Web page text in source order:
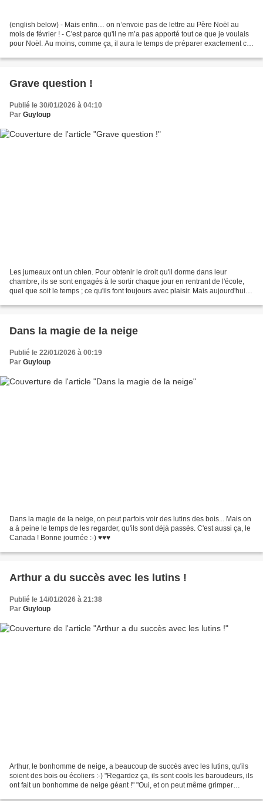
(english below) - Mais enfin… on n’envoie pas de lettre au Père Noël au
mois de février ! - C'est parce qu'il ne m’a pas apporté tout ce que je voulais
pour Noël. Au moins, comme ça, il aura le temps de préparer exactement ce
Grave question !
Publié le 30/01/2026 à 04:10
Par Guyloup
Les jumeaux ont un chien. Pour obtenir le droit qu'il dorme dans leur
chambre, ils se sont engagés à le sortir chaque jour en rentrant de l'école,
quel que soit le temps ; ce qu'ils font toujours avec plaisir. Mais aujourd'hui,
Dans la magie de la neige
Publié le 22/01/2026 à 00:19
Par Guyloup
Dans la magie de la neige, on peut parfois voir des lutins des bois... Mais on
a à peine le temps de les regarder, qu'ils sont déjà passés. C'est aussi ça, le
Canada ! Bonne journée :-) ♥♥♥
Arthur a du succès avec les lutins !
Publié le 14/01/2026 à 21:38
Par Guyloup
Arthur, le bonhomme de neige, a beaucoup de succès avec les lutins, qu'ils
soient des bois ou écoliers :-) "Regardez ça, ils sont cools les baroudeurs, ils
ont fait un bonhomme de neige géant !" "Oui, et on peut même grimper